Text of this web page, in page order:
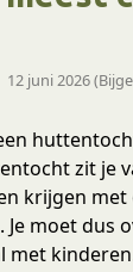
12 juni 2026
zit je
krijgen
moet dus
met